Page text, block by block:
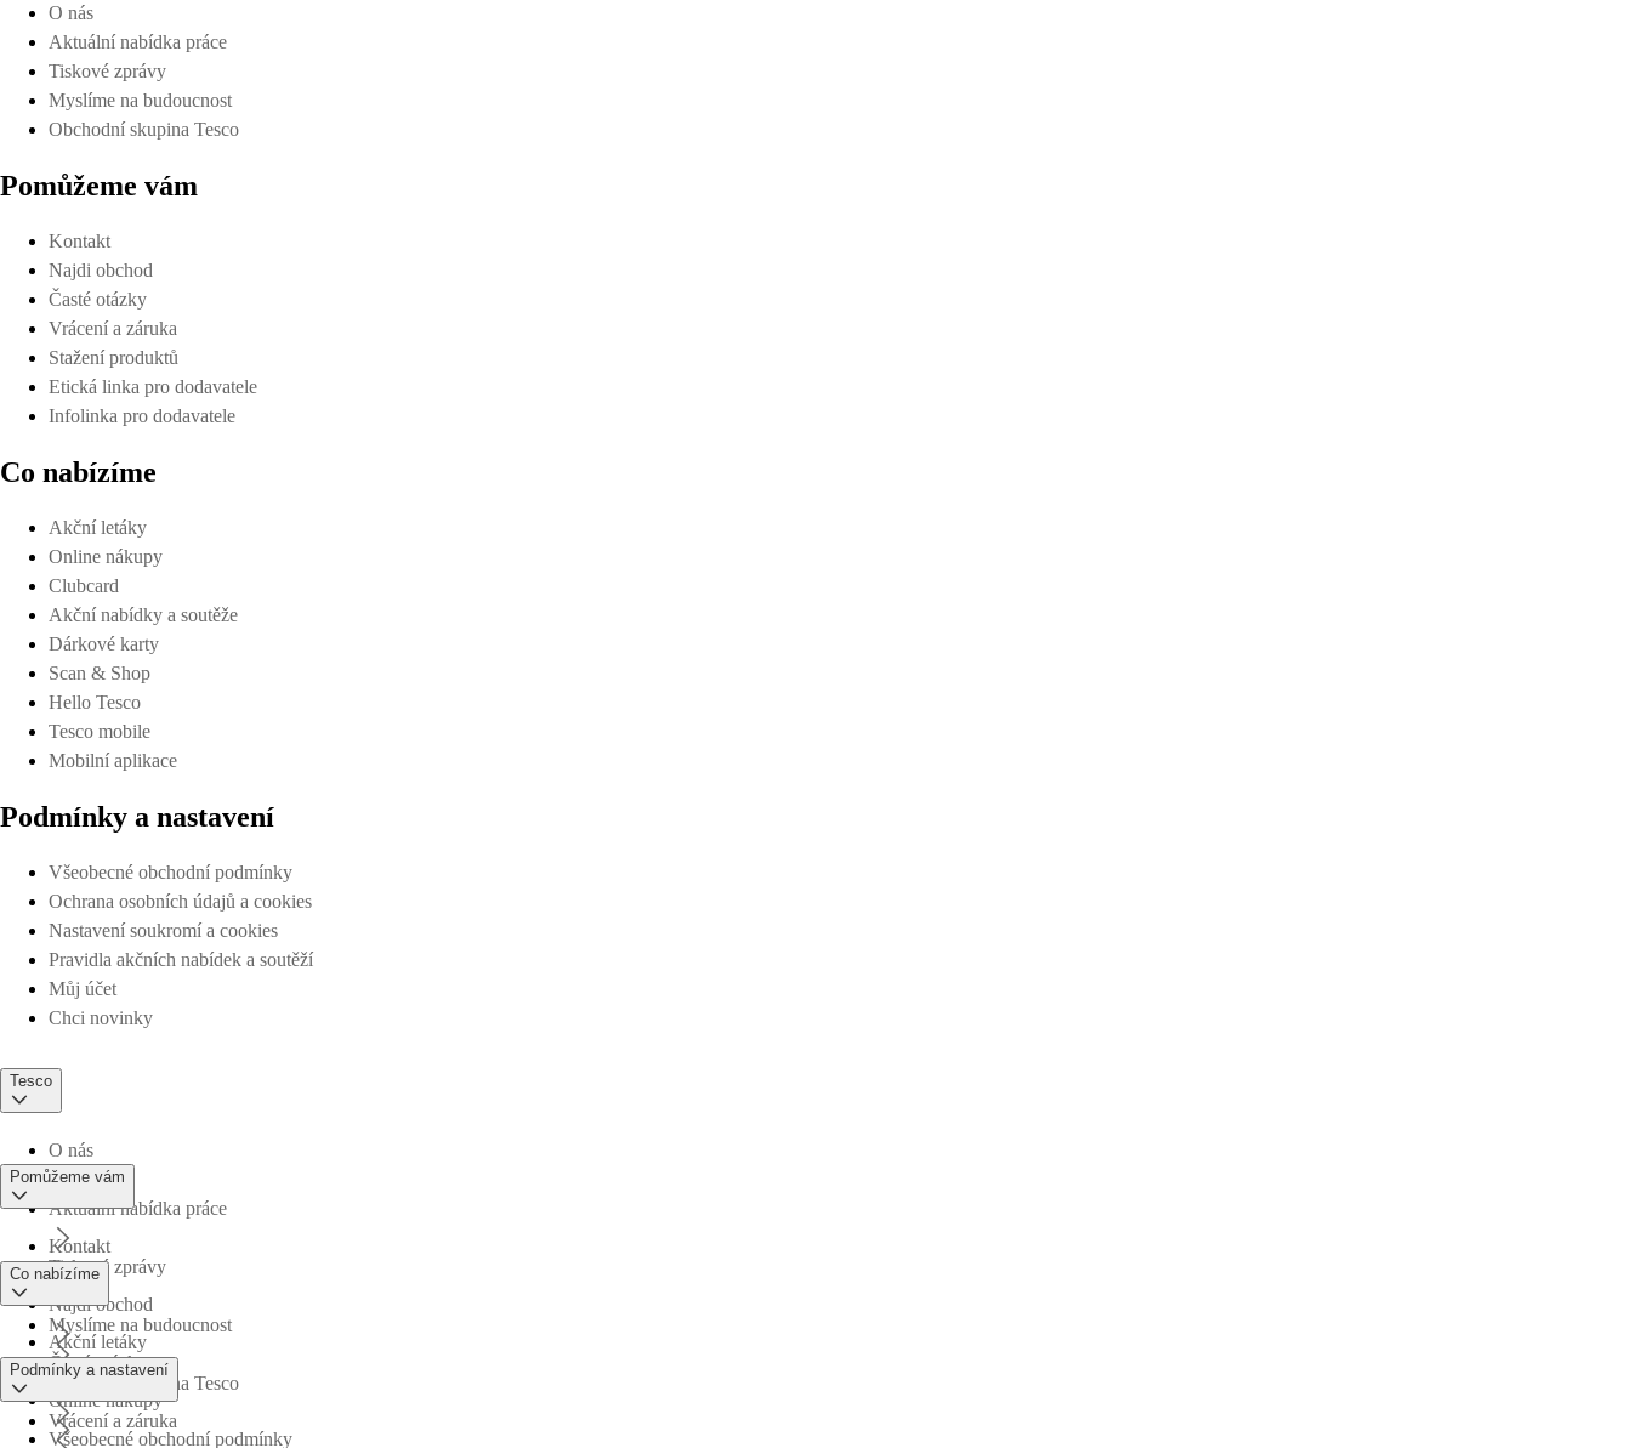
O nás
Aktuální nabídka práce
Tiskové zprávy
Myslíme na budoucnost
Obchodní skupina Tesco
Pomůžeme vám
Kontakt
Najdi obchod
Časté otázky
Vrácení a záruka
Stažení produktů
Etická linka pro dodavatele
Infolinka pro dodavatele
Co nabízíme
Akční letáky
Online nákupy
Clubcard
Akční nabídky a soutěže
Dárkové karty
Scan & Shop
Hello Tesco
Tesco mobile
Mobilní aplikace
Podmínky a nastavení
Všeobecné obchodní podmínky
Ochrana osobních údajů a cookies
Nastavení soukromí a cookies
Pravidla akčních nabídek a soutěží
Můj účet
Chci novinky
Tesco
O nás
Aktuální nabídka práce
Tiskové zprávy
Myslíme na budoucnost
Obchodní skupina Tesco
Pomůžeme vám
Kontakt
Najdi obchod
Časté otázky
Vrácení a záruka
Co nabízíme
Akční letáky
Online nákupy
Podmínky a nastavení
Všeobecné obchodní podmínky